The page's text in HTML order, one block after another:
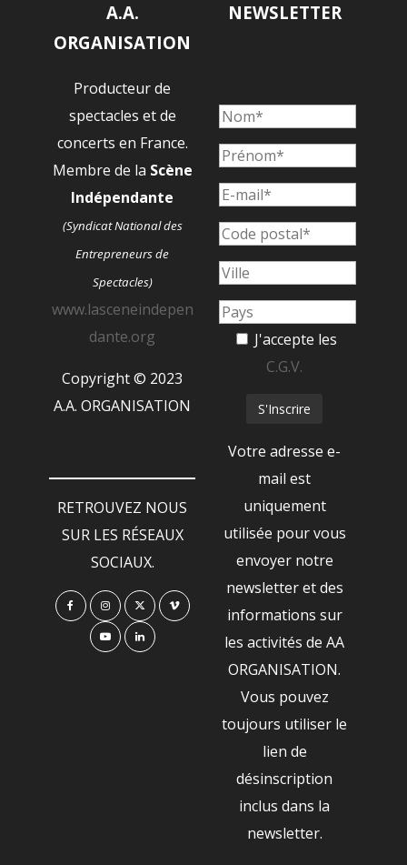
A.A.
ORGANISATION
Producteur de
spectacles et de
concerts en France.
Membre de la Scène
Indépendante
(Syndicat National des
Entrepreneurs de
Spectacles)
www.lasceneindepen
dante.org
Copyright © 2023
A.A. ORGANISATION
RETROUVEZ NOUS
SUR LES RÉSEAUX
SOCIAUX.
NEWSLETTER
J'accepte les
C.G.V.
Votre adresse e-
mail est
uniquement
utilisée pour vous
envoyer notre
newsletter et des
informations sur
les activités de AA
ORGANISATION.
Vous pouvez
toujours utiliser le
lien de
désinscription
inclus dans la
newsletter.